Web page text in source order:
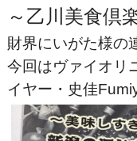
～乙川美食倶
財界にいがた様の
今回はヴァイオリ
イヤー・史佳